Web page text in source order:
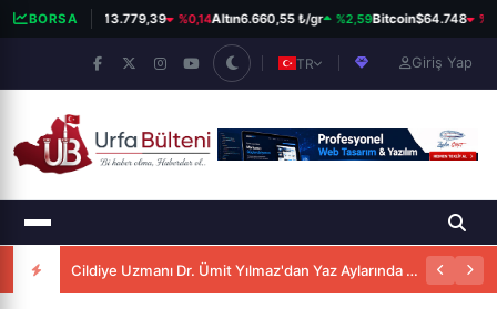
BORSA
BIST 100 13.779,39 %0,14Altın6.660,55 ₺/gr %2,59Bitcoin$64.748
TR Giriş Yap
Cildiye Uzmanı Dr. Ümit Yılmaz'dan Yaz Aylarında Güneşten Korunma Uyarısı
ATATÜRK BULVARI SICAK ASFALTLA YENİLENİYOR